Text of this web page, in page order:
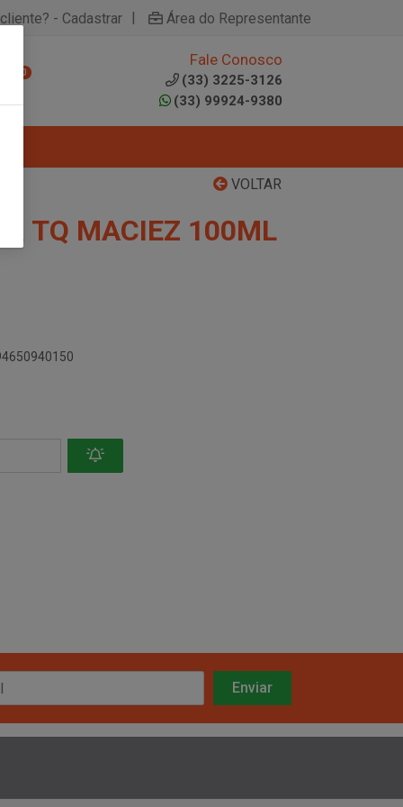
- Cadastrar | Área do Representante
0
Fale Conosco
(33) 3225-3126
(33) 99924-9380
VOLTAR
TQ MACIEZ 100ML